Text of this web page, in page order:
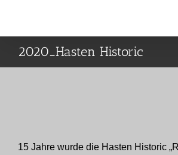
springen
2020_Hasten Historic
15 Jahre wurde die Hasten Historic